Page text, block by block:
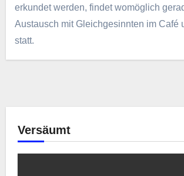
erkundet werden, findet womöglich
Austausch mit Gleichgesinnten im Café
statt.
Versäumt